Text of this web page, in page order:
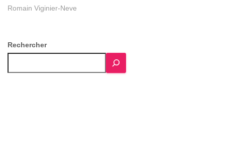
Romain Viginier-Neve
Rechercher